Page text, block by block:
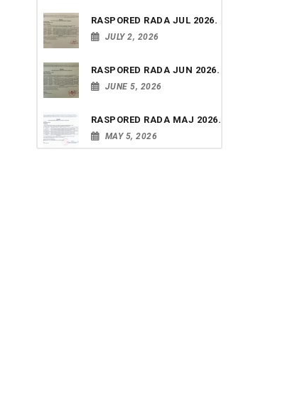
RASPORED RADA JUL 2026.
JULY 2, 2026
RASPORED RADA JUN 2026.
JUNE 5, 2026
RASPORED RADA MAJ 2026.
MAY 5, 2026